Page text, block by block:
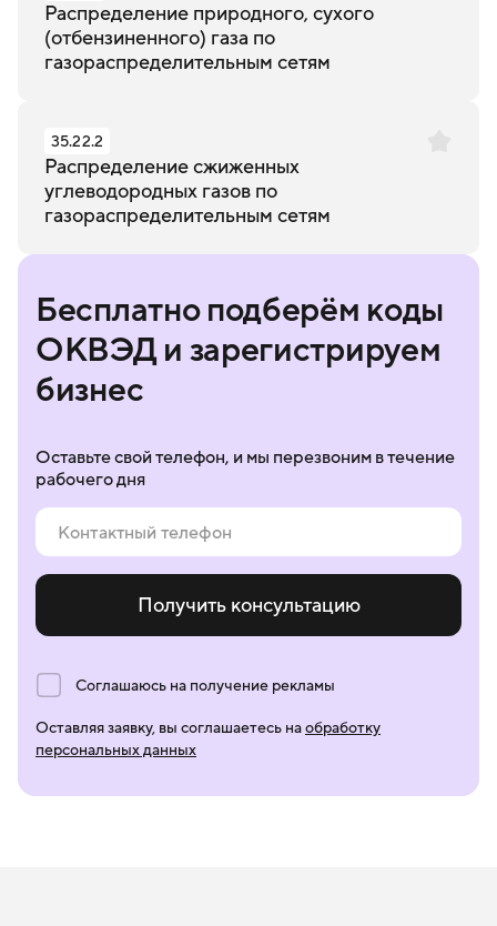
Распределение природного, сухого
(отбензиненного) газа по
газораспределительным сетям
35.22.2
Распределение сжиженных
углеводородных газов по
газораспределительным сетям
Бесплатно подберём коды
ОКВЭД и зарегистрируем
бизнес
Оставьте свой телефон, и мы перезвоним в течение
рабочего дня
Получить консультацию
Соглашаюсь на получение рекламы
Оставляя заявку, вы соглашаетесь наобработку
персональных данных